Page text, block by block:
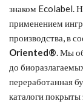
знаком Ecolabel.
применением
производства, в
Oriented®. Мы
до
переработанная
каталоги